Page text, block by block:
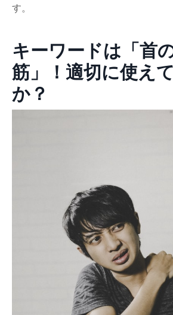
す。
キーワードは「首
筋」！適切に使え
か？